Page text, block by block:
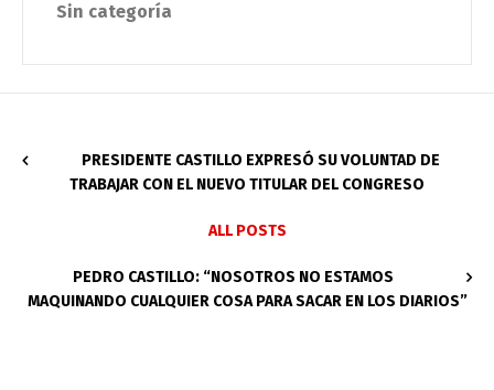
Sin categoría
PRESIDENTE CASTILLO EXPRESÓ SU VOLUNTAD DE
TRABAJAR CON EL NUEVO TITULAR DEL CONGRESO
ALL POSTS
PEDRO CASTILLO: “NOSOTROS NO ESTAMOS
MAQUINANDO CUALQUIER COSA PARA SACAR EN LOS DIARIOS”